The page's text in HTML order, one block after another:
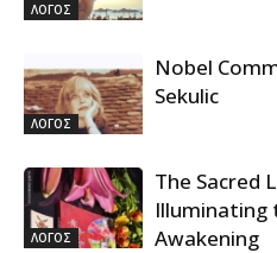
ΛΟΓΟΣ
ΛΟΓΟΣ
Nobel
Sekulic
ΛΟΓΟΣ
The Sacred
Illuminating
Awakening